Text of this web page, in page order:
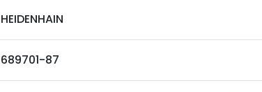
HEIDENHAIN
689701-87